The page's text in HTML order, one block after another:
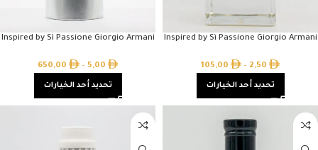
Inspired by Sì Passione Giorgio Armani
2,50
–
105,00
تحديد أحد الخيارات
Inspired by Sì Passione Giorgio Armani
5,00
–
650,00
تحديد أحد الخيارات